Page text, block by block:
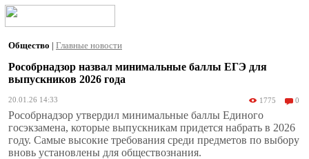
Общество | Главные новости
Рособрнадзор назвал минимальные баллы ЕГЭ для
выпускников 2026 года
20.01.26 14:33 1775 0
Рособрнадзор утвердил минимальные баллы Единого
госэкзамена, которые выпускникам придется набрать в 2026
году. Самые высокие требования среди предметов по выбору
вновь установлены для обществознания.